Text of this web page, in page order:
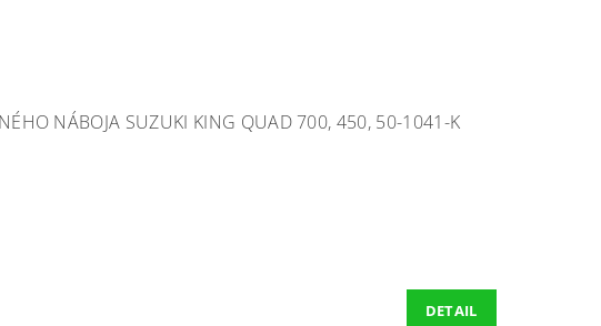
NÁBOJA SUZUKI KING QUAD 700, 450, 50-1041-K
DETAIL